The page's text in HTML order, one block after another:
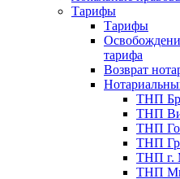
Тарифы
Тарифы
тарифа
Возврат
ТНП
ТНП
ТНП
ТНП
ТНП г.
ТНП